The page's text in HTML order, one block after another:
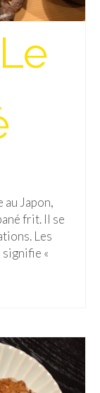
Japon,
frit. Il se
Les
«